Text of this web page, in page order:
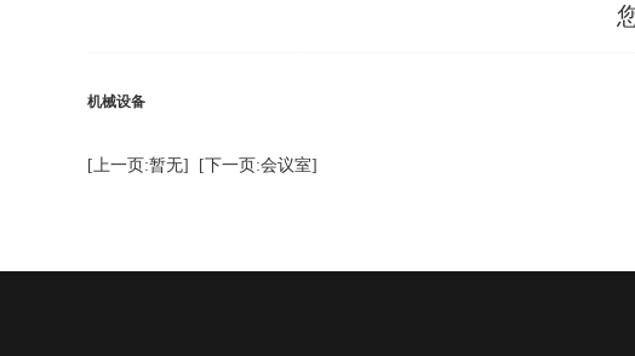
机械设备
[上一页:暂无]
[下一页:会议室]